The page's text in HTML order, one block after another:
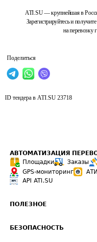
ATI.SU — крупнейшая в
Зарегистрируйтесь и
на перевозку
Поделиться
ID тендера в ATI.SU 23718
АВТОМАТИЗАЦИЯ
Площадки
Заказы
GPS-мониторинг
API ATI.SU
ПОЛЕЗНОЕ
БЕЗОПАСНОСТЬ